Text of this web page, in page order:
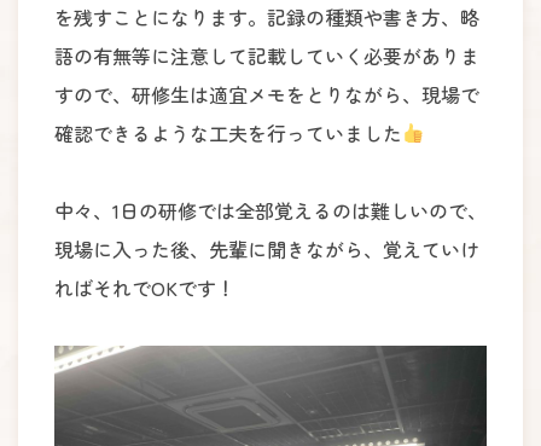
を残すことになります。記録の種類や書き方、略
語の有無等に注意して記載していく必要がありま
すので、研修生は適宜メモをとりながら、現場で
確認できるような工夫を行っていました
中々、1日の研修では全部覚えるのは難しいので、
現場に入った後、先輩に聞きながら、覚えていけ
ればそれでOKです！